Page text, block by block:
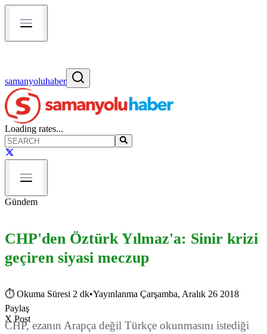
samanyoluhaber
Loading rates...
Gündem
CHP'den Öztürk Yılmaz'a: Sinir krizi
geçiren siyasi meczup
⏱ Okuma Süresi 2 dk•Yayınlanma Çarşamba, Aralık 26 2018
Paylaş
X Post
CHP, ezanın Arapça değil Türkçe okunmasını istediği